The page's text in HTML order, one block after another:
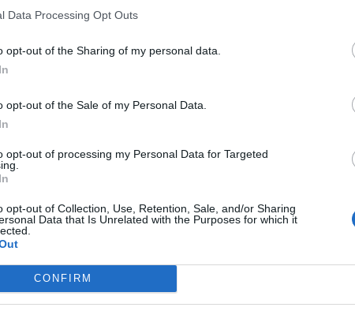
Data Processing Opt Outs
opt-out of the Sharing of my personal data.
opt-out of the Sale of my Personal Data.
opt-out of processing my Personal Data for Targeted
opt-out of Collection, Use, Retention, Sale, and/or Sharing
Data that Is Unrelated with the Purposes for which it
CONFIRM
la seva col·lecció i la seva implicació en la cultura
Article següent